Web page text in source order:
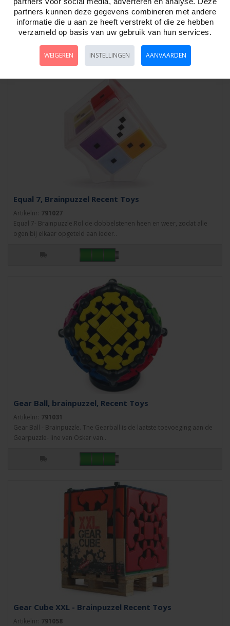
Artikelnr:791054
Dynacube Kubus puzzel, Recent Toys. De nieuwste puzzel rage “De
puzzel waarbij je nieuwe vormen blij..
Equal 7, Brainpuzzel Recent Toys
Artikelnr: 791027
Equal 7- Brainpuzzle.Rol de dobbelstenen heen en weer, zodat alle
ogen bij elkaar opgeteld aan ieder..
Gear Ball, brainpuzzel, Recent Toys
Artikelnr: 791031
Gear Ball - Brainpuzzle. The Gearball is de laatste toevoeging aan de
Gearpuzzle- line van Oskar van..
Gear Cube XXL - Brainpuzzel Recent Toys
Artikelnr: 791058
partners kunnen deze gegevens combineren met andere
informatie die u aan ze heeft verstrekt of die ze hebben
verzameld op basis van uw gebruik van hun services.
WEIGEREN INSTELLINGEN AANVAARDEN